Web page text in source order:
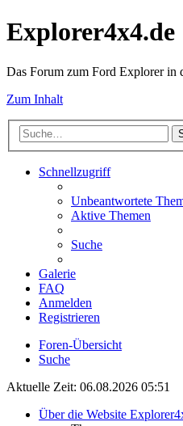
Explorer4x4.de
Das Forum zum Ford Explorer in
Zum Inhalt
Schnellzugriff
Unbeantwortete
Aktive Themen
Suche
Galerie
FAQ
Anmelden
Registrieren
Foren-Übersicht
Suche
Aktuelle Zeit: 06.08.2026 05:51
Über die Website